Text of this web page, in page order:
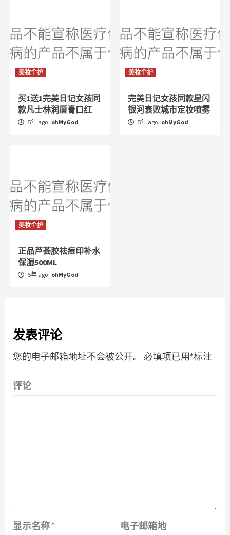
美妆个护
买1送1完美日记女孩同
款凡士林润唇膏口红
5年 ago ohMyGod
美妆个护
完美日记女孩同款星闪
银河衰败城市定妆喷雾
5年 ago ohMyGod
美妆个护
正品芦荟胶祛痘印补水
保湿500ML
5年 ago ohMyGod
发表评论
您的电子邮箱地址不会被公开。 必填项已用*标注
评论
显示名称*
电子邮箱地